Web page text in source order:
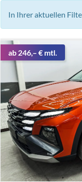
In Ihrer aktuellen
ab 246,– € mtl.